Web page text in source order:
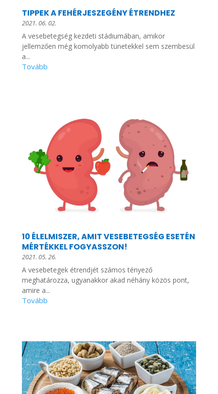
TIPPEK A FEHÉRJESZEGÉNY ÉTRENDHEZ
2021. 06. 02.
A vesebetegség kezdeti stádiumában, amikor
jellemzően még komolyabb tünetekkel sem szembesül
a...
10 ÉLELMISZER, AMIT VESEBETEGSÉG ESETÉN
MÉRTÉKKEL FOGYASSZON!
2021. 05. 26.
A vesebetegek étrendjét számos tényező
meghatározza, ugyanakkor akad néhány közös pont,
amire a...